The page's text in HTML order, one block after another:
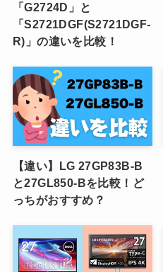
「G2724D」と
「S2721DGF(S2721DGF-
R)」の違いを比較！
【違い】LG 27GP83B-B
と27GL850-Bを比較！ど
っちがおすすめ？